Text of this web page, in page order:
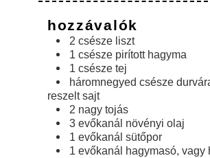
hozzávalók
2 csésze liszt
1 csésze pirított hagyma
1 csésze tej
háromnegyed csésze
reszelt sajt
2 nagy tojás
3 evőkanál növényi olaj
1 evőkanál sütőpor
1 evőkanál hagymasó, vagy